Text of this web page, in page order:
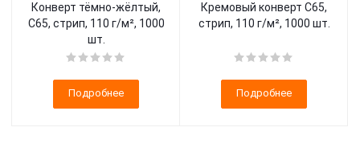
Конверт тёмно-жёлтый,
С65, стрип, 110 г/м², 1000
шт.
Подробнее
Кремовый конверт С65,
стрип, 110 г/м², 1000 шт.
Подробнее